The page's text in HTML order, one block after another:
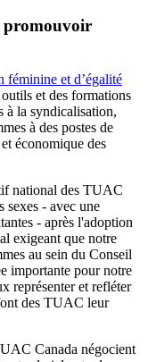
promouvoir
féminine et d’égalité
et des formations
à la syndicalisation,
à des postes de
économique des
national des TUAC
sexes - avec une
- après l'adoption
exigeant que notre
au sein du Conseil
importante pour notre
représenter et refléter
des TUAC leur
Canada négocient